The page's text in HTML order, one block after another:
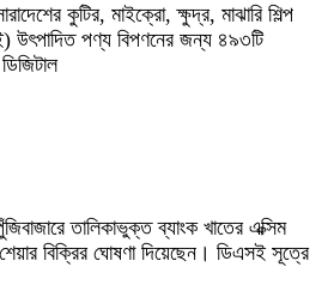
কুটির, মাইক্রো, ক্ষুদ্র, মাঝারি শিল্প
পণ্য বিপণনের জন্য ৪৯৩টি
তালিকাভুক্ত ব্যাংক খাতের এক্সিম
বিক্রির ঘোষণা দিয়েছেন। ডিএসই সূত্রে